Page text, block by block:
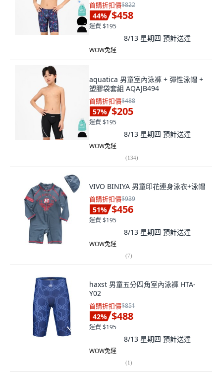
首購折扣價$822
44% $458
運費 $195
8/13 星期四 預計送達
WOW免運
aquatica 男童室內泳褲 + 彈性泳帽 +
塑膠袋套組 AQAJB494
首購折扣價$488
57% $205
運費 $195
8/13 星期四 預計送達
WOW免運
(134)
VIVO BINIYA 男童印花連身泳衣+泳帽
首購折扣價$939
51% $456
運費 $195
8/13 星期四 預計送達
WOW免運
(7)
haxst 男童五分四角室內泳褲 HTA-
Y02
首購折扣價$851
42% $488
運費 $195
8/13 星期四 預計送達
WOW免運
(1)